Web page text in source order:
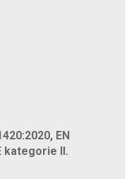
EN
kategorie II.